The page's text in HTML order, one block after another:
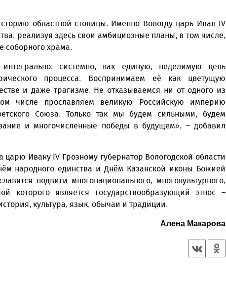
областной столицы. Именно Вологду царь Иван IV
реализуя здесь свои амбициозные планы, в том числе,
соборного храма.
системно, как единую, неделимую цепь
процесса. Воспринимаем её как цветущую
и даже трагизме. Не отказываемся ни от одного из
числе прославляем великую Российскую империю
Союза. Только так мы будем сильными, будем
и многочисленные победы в будущем», – добавил
царю Ивану IV Грозному губернатор Вологодской области
народного единства и Днём Казанской иконы Божией
подвиги многонационального, многокультурного,
которого является государствообразующий этнос –
культура, язык, обычаи и традиции.
Алена Макарова